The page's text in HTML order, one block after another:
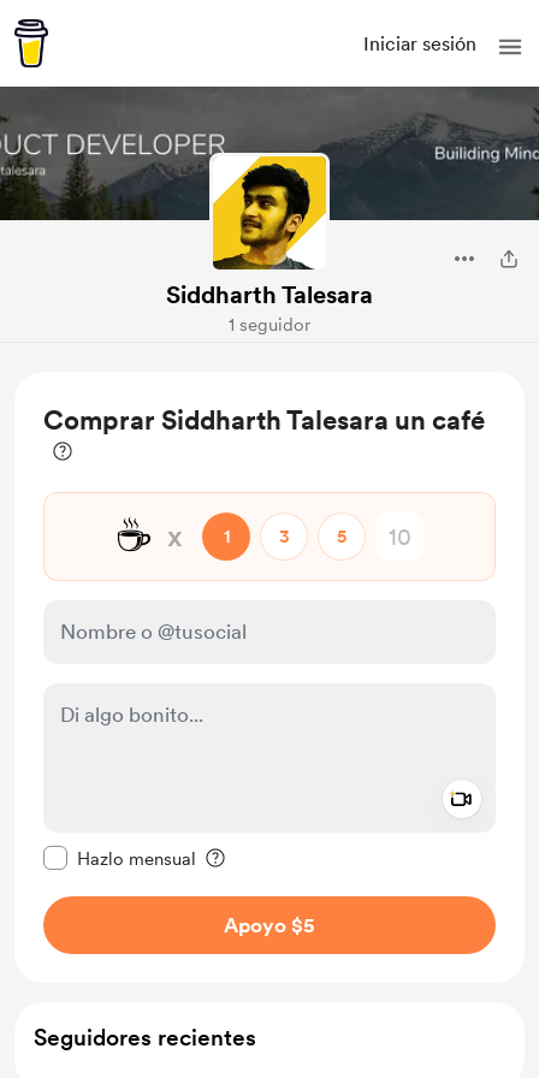
Iniciar sesión
Siddharth Talesara
1 seguidor
Comprar Siddharth Talesara un café
☕ x 1 3 5
Hazlo mensual
Apoyo $5
Seguidores recientes